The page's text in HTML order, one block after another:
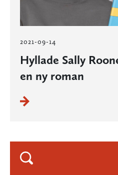
2021-09-14
Hyllade Sally
en ny roman